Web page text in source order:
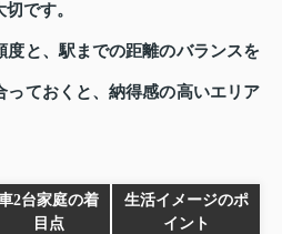
です。
度と、駅までの距離のバランスを
っておくと、納得感の高いエリア
2台家庭の着
目点
生活イメージのポ
イント